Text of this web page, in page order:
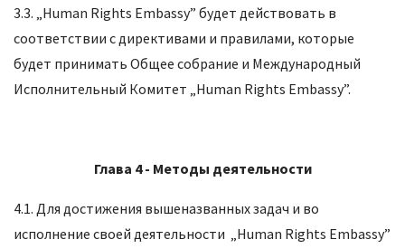
3.3. „Human Rights Embassy” будет действовать в
соответствии с директивами и правилами, которые
будет принимать Общее собрание и Международный
Исполнительный Комитет „Human Rights Embassy”.
Глава 4 - Методы деятельности
4.1. Для достижения вышеназванных задач и во
исполнение своей деятельности „Human Rights Embassy”